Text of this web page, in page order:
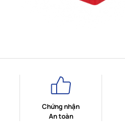
Chứng nhận
An toàn